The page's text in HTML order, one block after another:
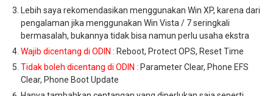
Lebih saya rekomendasikan menggunakan Win XP, karena dari
pengalaman jika menggunakan Win Vista / 7 seringkali
bermasalah, bukannya tidak bisa namun perlu usaha ekstra
Wajib dicentang di ODIN : Reboot, Protect OPS, Reset Time
Tidak boleh dicentang di ODIN : Parameter Clear, Phone EFS
Clear, Phone Boot Update